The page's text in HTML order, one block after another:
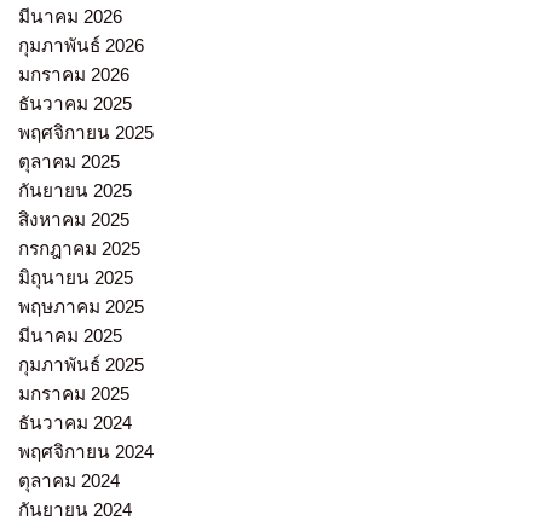
มีนาคม 2026
กุมภาพันธ์ 2026
มกราคม 2026
ธันวาคม 2025
พฤศจิกายน 2025
ตุลาคม 2025
กันยายน 2025
สิงหาคม 2025
กรกฎาคม 2025
มิถุนายน 2025
พฤษภาคม 2025
มีนาคม 2025
กุมภาพันธ์ 2025
มกราคม 2025
ธันวาคม 2024
พฤศจิกายน 2024
ตุลาคม 2024
กันยายน 2024